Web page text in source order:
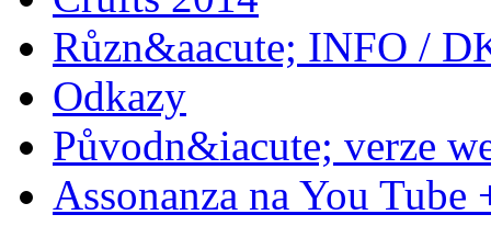
Různ&aacute; INFO /
Odkazy
Původn&iacute; verze
Assonanza na You Tube